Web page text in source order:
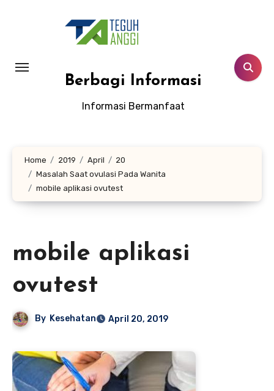
Berbagi Informasi
Informasi Bermanfaat
Home 2019 April
20
Masalah Saat ovulasi Pada Wanita
mobile aplikasi ovutest
mobile aplikasi
ovutest
By Kesehatan April 20, 2019